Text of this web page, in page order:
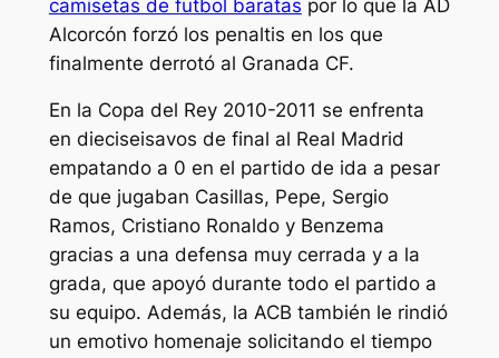
camisetas de futbol baratas por lo que la AD
Alcorcón forzó los penaltis en los que
finalmente derrotó al Granada CF.
En la Copa del Rey 2010-2011 se enfrenta
en dieciseisavos de final al Real Madrid
empatando a 0 en el partido de ida a pesar
de que jugaban Casillas, Pepe, Sergio
Ramos, Cristiano Ronaldo y Benzema
gracias a una defensa muy cerrada y a la
grada, que apoyó durante todo el partido a
su equipo. Además, la ACB también le rindió
un emotivo homenaje solicitando el tiempo